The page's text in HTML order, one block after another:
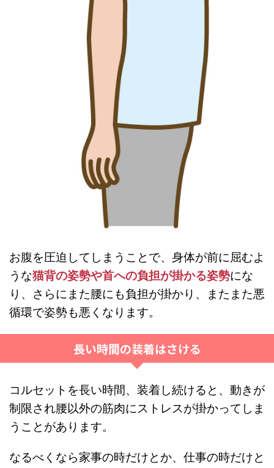
お腹を圧迫してしまうことで、身体が前に屈むよ
うな猫背の姿勢や首への負担が掛かる姿勢にな
り、さらにまた腰にも負担が掛かり、またまた悪
循環で姿勢も悪くなります。
長い時間の装着はさける
コルセットを長い時間、装着し続けると、動きが
制限され腰以外の筋肉にストレスが掛かってしま
うことがあります。
なるべくなら家事の時だけとか、仕事の時だけと